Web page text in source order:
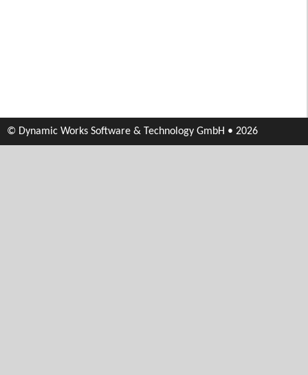
© Dynamic Works Software & Technology GmbH • 2026